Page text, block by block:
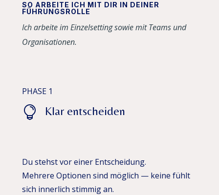
SO ARBEITE ICH MIT DIR IN DEINER
FÜHRUNGSROLLE
Ich arbeite im Einzelsetting sowie mit Teams und
Organisationen.
PHASE 1
 Klar entscheiden
Du stehst vor einer Entscheidung.
Mehrere Optionen sind möglich — keine fühlt
sich innerlich stimmig an.